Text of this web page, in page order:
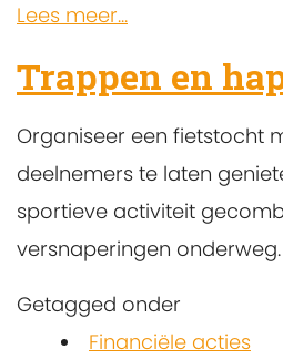
Lees meer...
Trappen en
Organiseer een fietstocht
deelnemers te laten
sportieve activiteit
versnaperingen onderweg.
Getagged onder
Financiële acties